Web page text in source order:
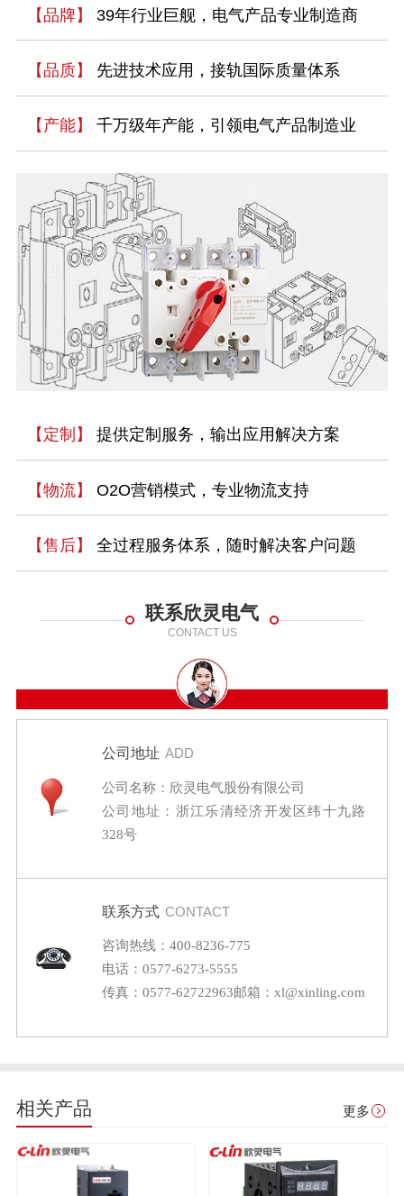
【品牌】 39年行业巨舰，电气产品专业制造商
【品质】 先进技术应用，接轨国际质量体系
【产能】 千万级年产能，引领电气产品制造业
【定制】 提供定制服务，输出应用解决方案
【物流】 O2O营销模式，专业物流支持
【售后】 全过程服务体系，随时解决客户问题
联系欣灵电气
CONTACT US
公司地址 ADD
公司名称：欣灵电气股份有限公司
公司地址：浙江乐清经济开发区纬十九路
328号
联系方式 CONTACT
咨询热线：400-8236-775
电话：0577-6273-5555
传真：0577-62722963邮箱：xl@xinling.com
相关产品 更多